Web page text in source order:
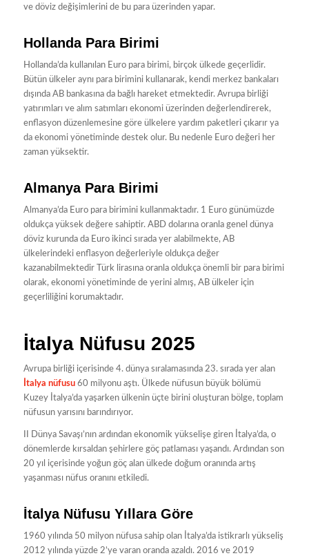
ve döviz değişimlerini de bu para üzerinden yapar.
Hollanda Para Birimi
Hollanda’da kullanılan Euro para birimi, birçok ülkede geçerlidir.
Bütün ülkeler aynı para birimini kullanarak, kendi merkez bankaları
dışında AB bankasına da bağlı hareket etmektedir. Avrupa birliği
yatırımları ve alım satımları ekonomi üzerinden değerlendirerek,
enflasyon düzenlemesine göre ülkelere yardım paketleri çıkarır ya
da ekonomi yönetiminde destek olur. Bu nedenle Euro değeri her
zaman yüksektir.
Almanya Para Birimi
Almanya’da Euro para birimini kullanmaktadır. 1 Euro günümüzde
oldukça yüksek değere sahiptir. ABD dolarına oranla genel dünya
döviz kurunda da Euro ikinci sırada yer alabilmekte, AB
ülkelerindeki enflasyon değerleriyle oldukça değer
kazanabilmektedir Türk lirasına oranla oldukça önemli bir para birimi
olarak, ekonomi yönetiminde de yerini almış, AB ülkeler için
geçerliliğini korumaktadır.
İtalya Nüfusu 2025
Avrupa birliği içerisinde 4. dünya sıralamasında 23. sırada yer alan
İtalya nüfusu60 milyonu aştı. Ülkede nüfusun büyük bölümü
Kuzey İtalya’da yaşarken ülkenin üçte birini oluşturan bölge, toplam
nüfusun yarısını barındırıyor.
II Dünya Savaşı’nın ardından ekonomik yükselişe giren İtalya’da, o
dönemlerde kırsaldan şehirlere göç patlaması yaşandı. Ardından son
20 yıl içerisinde yoğun göç alan ülkede doğum oranında artış
yaşanması nüfus oranını etkiledi.
İtalya Nüfusu Yıllara Göre
1960 yılında 50 milyon nüfusa sahip olan İtalya’da istikrarlı yükseliş
2012 yılında yüzde 2’ye varan oranda azaldı. 2016 ve 2019